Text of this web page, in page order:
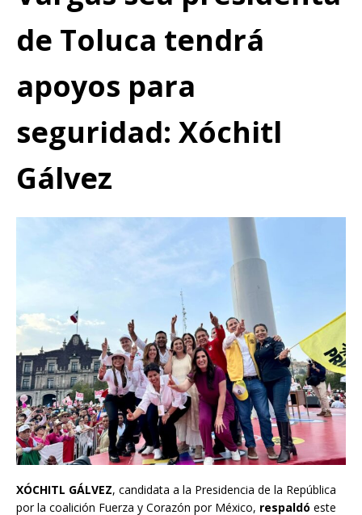
de Toluca tendrá
apoyos para
seguridad: Xóchitl
Gálvez
XÓCHITL GÁLVEZ, candidata a la Presidencia de la República
por la coalición Fuerza y Corazón por México, respaldó este